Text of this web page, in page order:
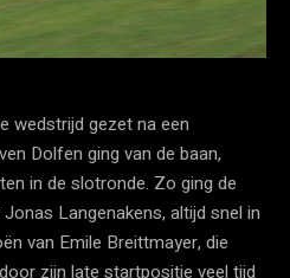
wedstrijd gezet na een
Dolfen ging van de baan,
in de slotronde. Zo ging de
Langenakens, altijd snel in
van Emile Breittmayer, die
zijn late startpositie veel tijd